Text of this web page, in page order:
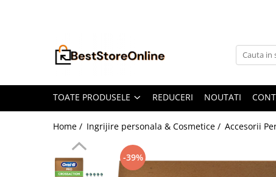
Accesorii aparate climatizare
Accesorii si Piese Aspiratoare
Aspiratoare Universale
iRobot Roomba
Karcher Parkside
TOATE PRODUSELE REDUCERI NOUTATI
Home / Ingrijire personala & Cosmetice / Accesorii
-39%